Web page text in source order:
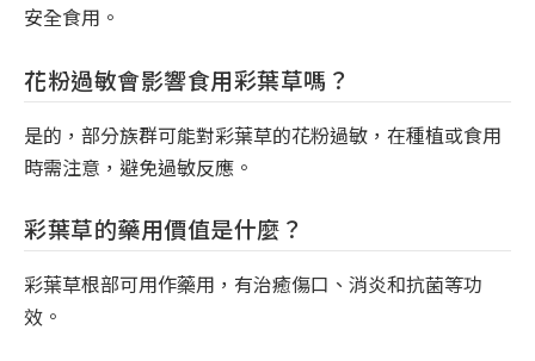
安全食用。
花粉過敏會影響食用彩葉草嗎？
是的，部分族群可能對彩葉草的花粉過敏，在種植或食用
時需注意，避免過敏反應。
彩葉草的藥用價值是什麼？
彩葉草根部可用作藥用，有治癒傷口、消炎和抗菌等功
效。